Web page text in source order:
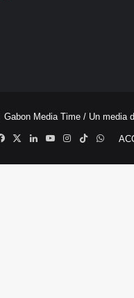
Gabon Media Time / Un media
Facebook
X LinkedinYouTubeInstagram
TikTok